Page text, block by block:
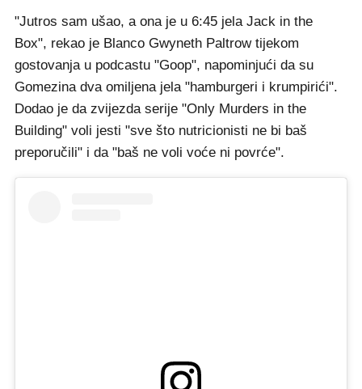
"Jutros sam ušao, a ona je u 6:45 jela Jack in the
Box", rekao je Blanco Gwyneth Paltrow tijekom
gostovanja u podcastu "Goop", napominjući da su
Gomezina dva omiljena jela "hamburgeri i krumpirići".
Dodao je da zvijezda serije "Only Murders in the
Building" voli jesti "sve što nutricionisti ne bi baš
preporučili" i da "baš ne voli voće ni povrće".